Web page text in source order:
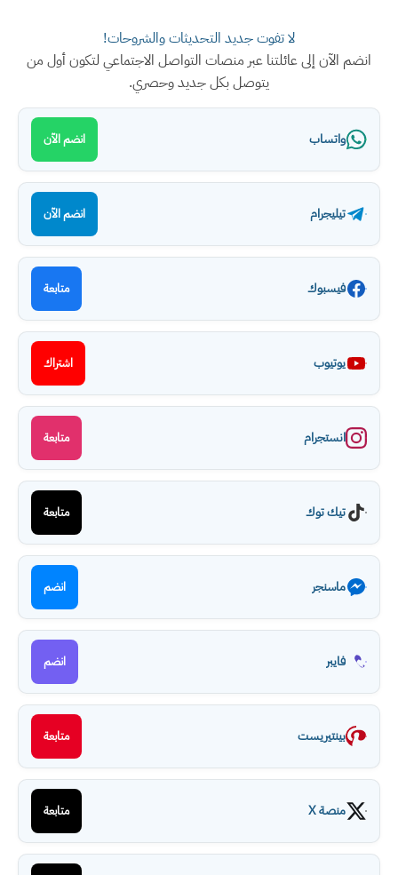
لا تفوت جديد التحديثات والشروحات!
انضم الآن إلى عائلتنا عبر منصات التواصل الاجتماعي لتكون أول من
يتوصل بكل جديد وحصري.
واتساب انضم الآن
تيليجرام انضم الآن
فيسبوك متابعة
يوتيوب اشتراك
انستجرام متابعة
تيك توك متابعة
ماسنجر انضم
فايبر انضم
بينتيريست متابعة
منصة X متابعة